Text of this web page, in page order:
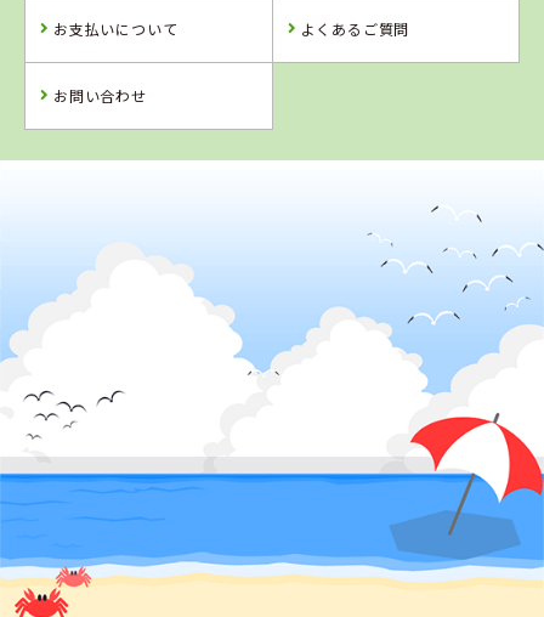
詳 細 予 約
マジオドライバーズスクール藤枝校
詳 細 予 約
3位
詳 細
予 約
詳 細
予 約
予 約
4
校
詳 細
予 約
5
群馬県
前橋天川自動車
予 約
6
佐賀県
虹の松原自動車
詳 細
予 約
7位 8位 9 位
お支払いについて よくあるご質問
お問い合わせ